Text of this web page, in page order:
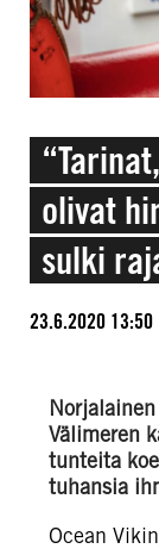
olivat
sulki
23.6.2020 13:50
Välimeren
tunteita
tuhansia
Ocean